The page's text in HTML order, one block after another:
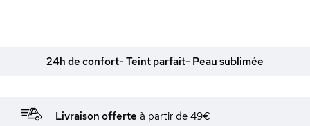
24h de confort- Teint parfait- Peau sublimée
Livraison offerte à partir de 49€